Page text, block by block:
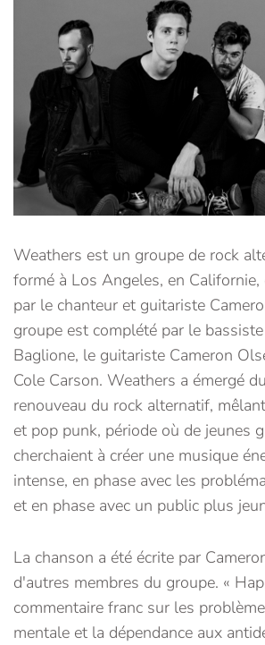
Weathers est un groupe de rock
formé à Los Angeles, en
par le chanteur et guitariste
groupe est complété par le
Baglione, le guitariste Cameron
Cole Carson. Weathers a émergé
renouveau du rock alternatif,
et pop punk, période où de jeunes
cherchaient à créer une musique
intense, en phase avec les
et en phase avec un public plus
La chanson a été écrite par
d'autres membres du groupe. «
commentaire franc sur les
mentale et la dépendance aux